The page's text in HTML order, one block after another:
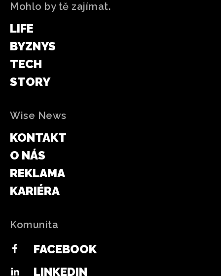
Mohlo by tě zajímat.
LIFE
BYZNYS
TECH
STORY
Wise News
KONTAKT
O NÁS
REKLAMA
KARIÉRA
Komunita
FACEBOOK
LINKEDIN